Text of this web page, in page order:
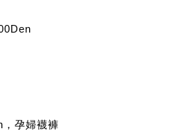
孕婦襪褲